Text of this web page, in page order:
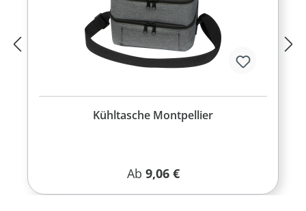
Kühltasche Montpellier
Regulärer Preis:
Ab 9,06 €